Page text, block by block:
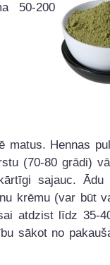
50-200
matus. Hennas
(70-80 grādi)
sajauc. Ādu
krēmu (var būt
atdzist līdz 35-
sākot no